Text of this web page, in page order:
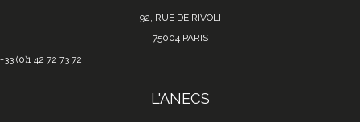
92, RUE DE RIVOLI
75004 PARIS
+33 (0)1 42 72 73 72
L'ANECS